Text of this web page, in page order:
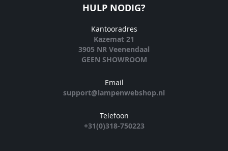
HULP NODIG?
Kantooradres
Kazemat 21
3905 NR Veenendaal
GEEN SHOWROOM
Email
support@lampenwebshop.nl
Telefoon
+31(0)318-750223